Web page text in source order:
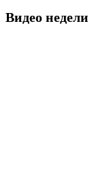
Видео недели